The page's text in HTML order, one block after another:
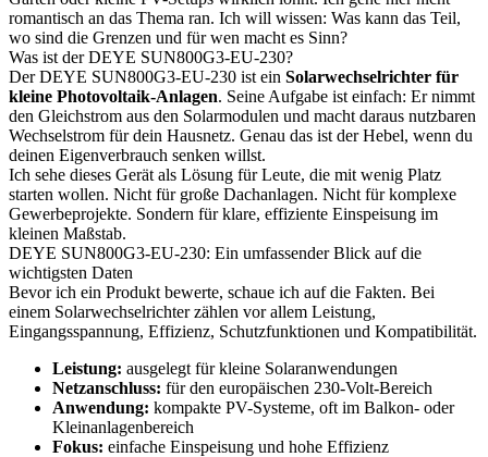
romantisch an das Thema ran. Ich will wissen: Was kann das Teil,
wo sind die Grenzen und für wen macht es Sinn?
Was ist der DEYE SUN800G3-EU-230?
Der DEYE SUN800G3-EU-230 ist ein Solarwechselrichter für
kleine Photovoltaik-Anlagen. Seine Aufgabe ist einfach: Er nimmt
den Gleichstrom aus den Solarmodulen und macht daraus nutzbaren
Wechselstrom für dein Hausnetz. Genau das ist der Hebel, wenn du
deinen Eigenverbrauch senken willst.
Ich sehe dieses Gerät als Lösung für Leute, die mit wenig Platz
starten wollen. Nicht für große Dachanlagen. Nicht für komplexe
Gewerbeprojekte. Sondern für klare, effiziente Einspeisung im
kleinen Maßstab.
DEYE SUN800G3-EU-230: Ein umfassender Blick auf die
wichtigsten Daten
Bevor ich ein Produkt bewerte, schaue ich auf die Fakten. Bei
einem Solarwechselrichter zählen vor allem Leistung,
Eingangsspannung, Effizienz, Schutzfunktionen und Kompatibilität.
Leistung: ausgelegt für kleine Solaranwendungen
Netzanschluss: für den europäischen 230-Volt-Bereich
Anwendung: kompakte PV-Systeme, oft im Balkon- oder
Kleinanlagenbereich
Fokus: einfache Einspeisung und hohe Effizienz